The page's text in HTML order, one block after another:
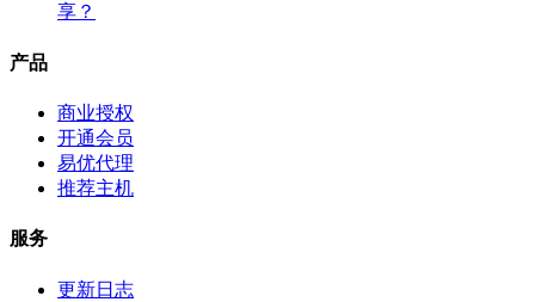
享？
产品
商业授权
开通会员
易优代理
推荐主机
服务
更新日志